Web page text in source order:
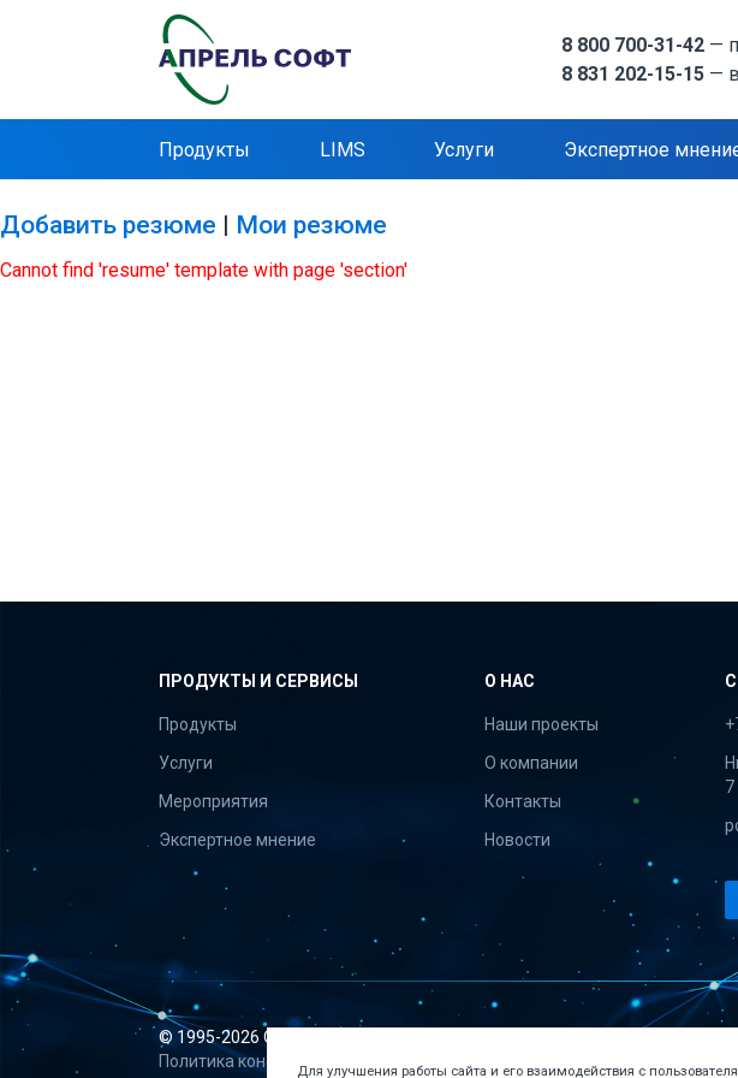
8 800 700-31-42 —
8 831 202-15-15 —
Продукты LIMS Услуги Экспертное
Добавить резюме | Мои резюме
Cannot find 'resume' template with page 'section'
ПРОДУКТЫ И СЕРВИСЫ
Продукты
Услуги
Мероприятия
Экспертное мнение
О НАС
Наши проекты
О компании
Контакты
Новости
© 1995-2026 ООО «Апрель Софт»
Политика конфиденциальности
Для улучшения работы сайта и его взаимодействия с